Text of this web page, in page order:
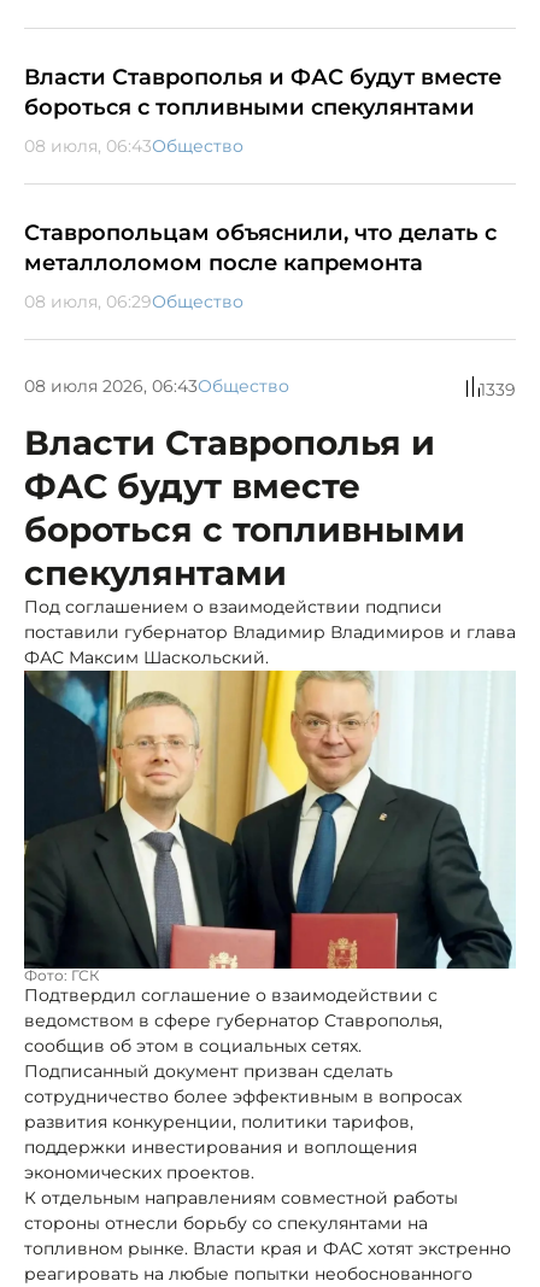
Власти Ставрополья и ФАС будут вместе
бороться с топливными спекулянтами
08 июля, 06:43Общество
Ставропольцам объяснили, что делать с
металлоломом после капремонта
08 июля, 06:29Общество
08 июля 2026, 06:43Общество 1339
Власти Ставрополья и
ФАС будут вместе
бороться с топливными
спекулянтами
Под соглашением о взаимодействии подписи
поставили губернатор Владимир Владимиров и глава
ФАС Максим Шаскольский.
Фото: ГСК
Подтвердил соглашение о взаимодействии с
ведомством в сфере губернатор Ставрополья,
сообщив об этом в социальных сетях.
Подписанный документ призван сделать
сотрудничество более эффективным в вопросах
развития конкуренции, политики тарифов,
поддержки инвестирования и воплощения
экономических проектов.
К отдельным направлениям совместной работы
стороны отнесли борьбу со спекулянтами на
топливном рынке. Власти края и ФАС хотят экстренно
реагировать на любые попытки необоснованного